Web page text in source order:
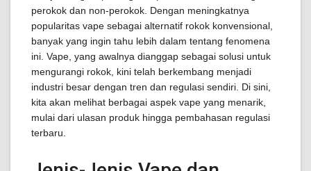
perokok dan non-perokok. Dengan meningkatnya
popularitas vape sebagai alternatif rokok konvensional,
banyak yang ingin tahu lebih dalam tentang fenomena
ini. Vape, yang awalnya dianggap sebagai solusi untuk
mengurangi rokok, kini telah berkembang menjadi
industri besar dengan tren dan regulasi sendiri. Di sini,
kita akan melihat berbagai aspek vape yang menarik,
mulai dari ulasan produk hingga pembahasan regulasi
terbaru.